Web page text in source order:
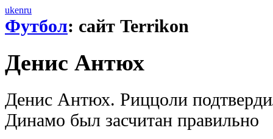
ukenru
Футбол: сайт Terrikon
Денис Антюх
Денис Антюх. Риццоли
Динамо был засчитан правильно